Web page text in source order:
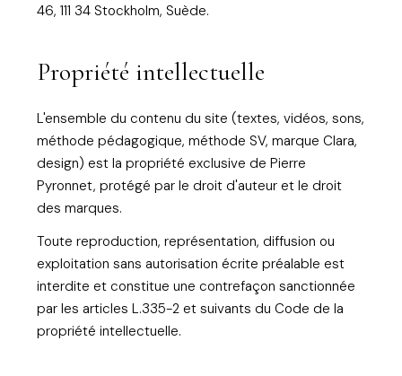
46, 111 34 Stockholm, Suède.
Propriété intellectuelle
L'ensemble du contenu du site (textes, vidéos, sons,
méthode pédagogique, méthode SV, marque Clara,
design) est la propriété exclusive de Pierre
Pyronnet, protégé par le droit d'auteur et le droit
des marques.
Toute reproduction, représentation, diffusion ou
exploitation sans autorisation écrite préalable est
interdite et constitue une contrefaçon sanctionnée
par les articles L.335-2 et suivants du Code de la
propriété intellectuelle.